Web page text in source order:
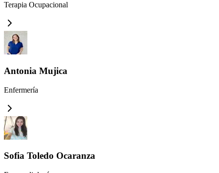
Terapia Ocupacional
Antonia Mujica
Enfermería
Sofia Toledo Ocaranza